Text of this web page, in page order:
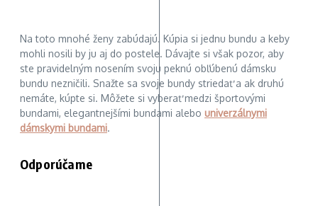
Na toto mnohé ženy zabúdajú. Kúpia si jednu bundu a keby
mohli nosili by ju aj do postele. Dávajte si však pozor, aby
ste pravidelným nosením svoju peknú obľúbenú dámsku
bundu nezničili. Snažte sa svoje bundy striedať a ak druhú
nemáte, kúpte si. Môžete si vyberať medzi športovými
bundami, elegantnejšími bundami alebo univerzálnymi
dámskymi bundami.
Odporúčame